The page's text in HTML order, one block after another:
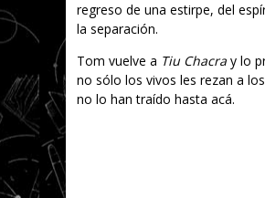
regreso de una estirpe, del
la separación.
Tom vuelve a Tiu Chacra y lo
no sólo los vivos les rezan a
no lo han traído hasta acá.